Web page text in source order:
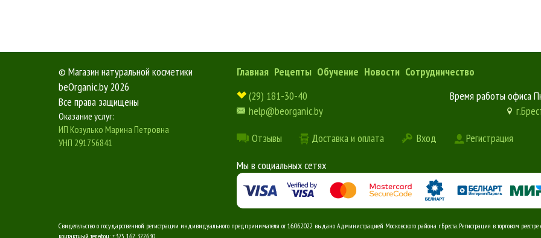
© Магазин натуральной косметики
beOrganic.by2026
Все права защищены
Оказание услуг:
ИП Козулько Марина Петровна
УНП 291756841
Главная Рецепты Обучение Новости Сотрудничество
(29) 181-30-40
Время работы офиса
help@beorganic.by
Отзывы
Доставка и оплата Вход
Регистрация
Мы в социальных сетях
Свидетельство о государственной регистрации индивидуального предпринимателя от 16.06.2022 выдано Администрацией Московского района г.Бреста. Регистрация в торговом
контактный телефон: +375 162 322630